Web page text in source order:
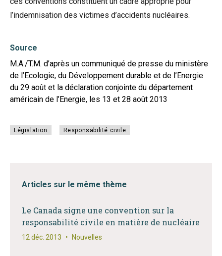
l’indemnisation des victimes d’accidents nucléaires.
Source
M.A./T.M. d’après un communiqué de presse du ministère
de l’Ecologie, du Développement durable et de l’Energie
du 29 août et la déclaration conjointe du département
américain de l’Energie, les 13 et 28 août 2013
Législation Responsabilité civile
Articles sur le même thème
Le Canada signe une convention sur la
responsabilité civile en matière de nucléaire
12 déc. 2013 • Nouvelles